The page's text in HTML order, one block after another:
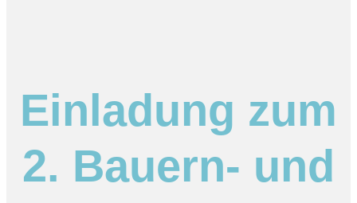
Einladung zum
2. Bauern- und